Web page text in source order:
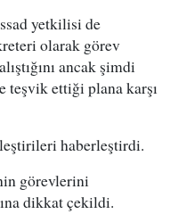
yetkilisi de
olarak görev
ancak şimdi
teşvik ettiği plana karşı
haberleştirdi.
görevlerini
dikkat çekildi.